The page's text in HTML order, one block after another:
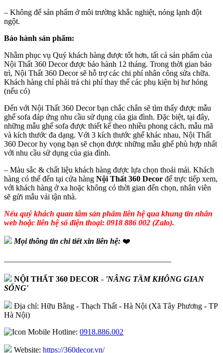
– Không để sản phẩm ở môi trường khắc nghiệt, nóng lạnh đột
ngột.
Bảo hành sản phẩm:
Nhằm phục vụ Quý khách hàng được tốt hơn, tất cả sản phẩm của
Nội Thất 360 Decor được bảo hành 12 tháng. Trong thời gian bảo
trì, Nội Thất 360 Decor sẽ hỗ trợ các chi phí nhân công sửa chữa.
Khách hàng chỉ phải trả chi phí thay thế các phụ kiện bị hư hỏng
(nếu có)
Đến với Nội Thất 360 Decor bạn chắc chắn sẽ tìm thấy được mẫu
ghế sofa đáp ứng nhu cầu sử dụng của gia đình. Đặc biệt, tại đây,
những mẫu ghế sofa được thiết kế theo nhiều phong cách, mẫu mã
và kích thước đa dạng. Với 3 kích thước ghế khác nhau, Nội Thất
360 Decor hy vọng bạn sẽ chọn được những mẫu ghế phù hợp nhất
với nhu cầu sử dụng của gia đình.
– Màu sắc & chất liệu khách hàng được lựa chọn thoải mái. Khách
hàng có thể đến tại cửa hàng Nội Thất 360 Decor để trực tiếp xem,
với khách hàng ở xa hoặc không có thời gian đến chọn, nhân viên
sẽ gửi mẫu vải tận nhà.
Nếu quý khách quan tâm sản phẩm liên hệ qua khung tin nhắn
web hoặc liên hệ số điện thoại: 0918 886 002 (Zalo).
Mọi thông tin chi tiết xin liên hệ: ❤️
—————————————————————
NỘI THẤT 360 DECOR - 'NÂNG TẦM KHÔNG GIAN
SỐNG'
Địa chỉ: Hữu Bằng - Thạch Thất - Hà Nội (Xã Tây Phương - TP
Hà Nội)
Hotline: 0918.886.002
Website: https://360decor.vn/